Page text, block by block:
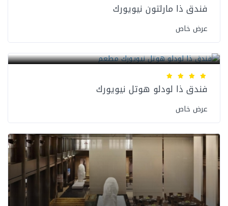
فندق ذا مارلتون نيويورك
عرض خاص
فندق ذا لودلو هوتل نيويورك
عرض خاص